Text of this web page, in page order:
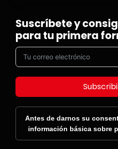
Suscríbete y
para tu primera
Antes de darnos su
información básica sobre